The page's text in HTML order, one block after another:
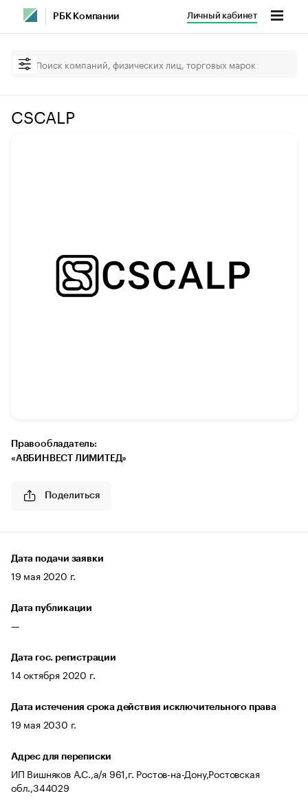
РБК Компании Личный кабинет
CSCALP
Правообладатель:
«АВБИНВЕСТ ЛИМИТЕД»
Поделиться
Дата подачи заявки
19 мая 2020 г.
Дата публикации
—
Дата гос. регистрации
14 октября 2020 г.
Дата истечения срока действия исключительного права
19 мая 2030 г.
Адрес для переписки
ИП Вишняков А.С.,а/я 961,г. Ростов-на-Дону,Ростовская
обл.,344029